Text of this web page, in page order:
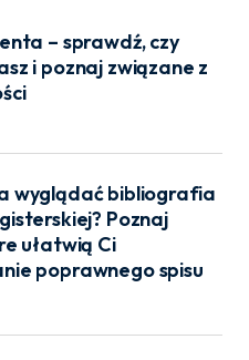
– sprawdź, czy
i poznaj związane z
wyglądać bibliografia
Poznaj
ułatwią Ci
poprawnego spisu